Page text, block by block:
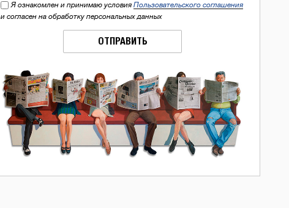
Я ознакомлен и принимаю условия Пользовательского соглашения
и согласен на обработку персональных данных
ОТПРАВИТЬ